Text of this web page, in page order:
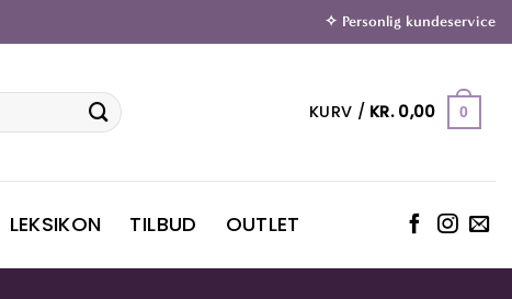
✧ Personlig kundeservice
KURV / KR.0,00 0
LEKSIKON TILBUD OUTLET